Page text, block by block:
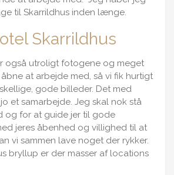
til Skarrildhus inden længe.
Skarrildhus
også utroligt fotogene og meget
at arbejde med, så vi fik hurtigt
gode billeder. Det med
et samarbejde. Jeg skal nok stå
og for at guide jer til gode
jeres åbenhed og villighed til at
vi sammen lave noget der rykker.
bryllup er der masser af locations